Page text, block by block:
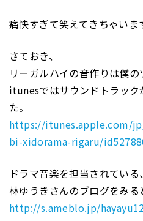
痛快すぎて笑えてきちゃいま
さておき、
リーガルハイの音作りは僕の
itunesではサウンドトラック
た。
https://itunes.apple.com/
bi-xidorama-rigaru/
ドラマ音楽を担当されている、
林ゆうきさんのブログをみる
http://s.ameblo.jp/